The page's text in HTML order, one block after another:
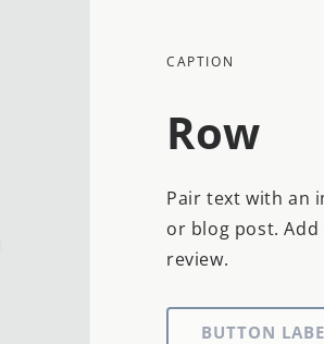
CAPTION
Row
Pair text with an
or blog post.
review.
BUTTON